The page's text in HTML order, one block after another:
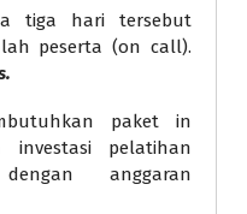
tiga hari tersebut
peserta (on call).
paket in
investasi pelatihan
anggaran